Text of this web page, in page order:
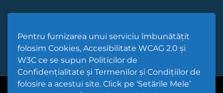
Pentru furnizarea unui serviciu îmbunătățit
folosim Cookies, Accesibilitate WCAG 2.0 și
W3C ce se supun Politicilor de
Confidențialitate și Termenilor și Condițiilor de
folosire a acestui site. Click pe ‘Setările Mele’
Cod Județ 4 | Județul Bacău | Tipul UAT - 14 - C - Comună |